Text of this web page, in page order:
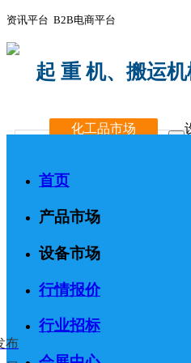
资讯平台 B2B电商平台
起 重 机、搬运
化工品市场 设
首页
产品市场
设备市场
行情报价
行业招标
布